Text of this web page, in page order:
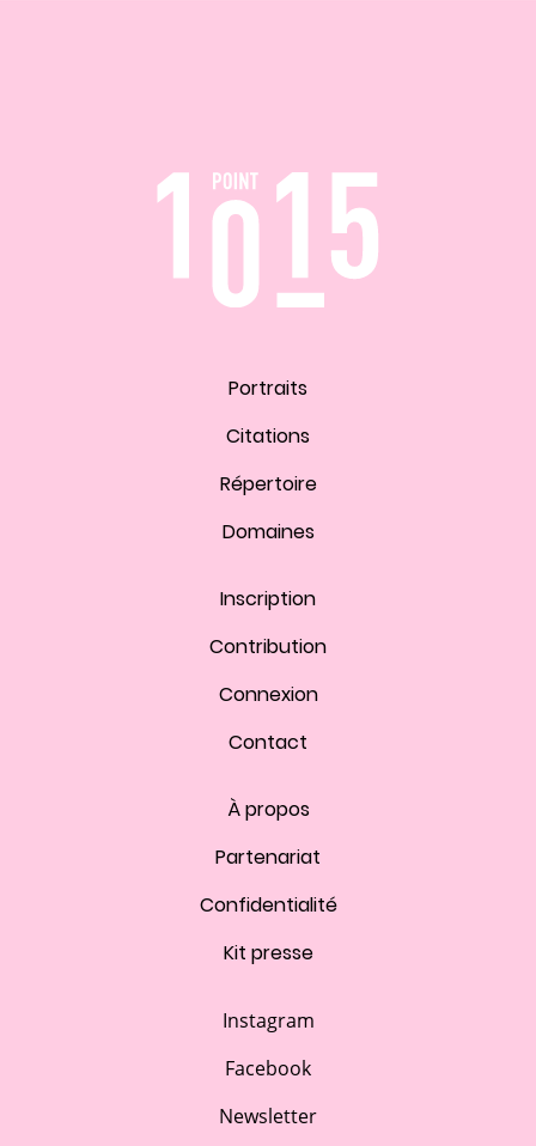
Portraits
Citations
Répertoire
Domaines
Inscription
Contribution
Connexion
Contact
À propos
Partenariat
Confidentialité
Kit presse
Instagram
Facebook
Newsletter